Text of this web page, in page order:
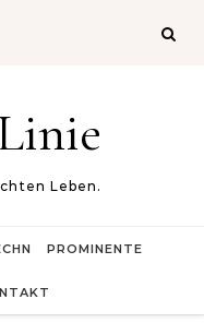
Leben.
PROMINENTE